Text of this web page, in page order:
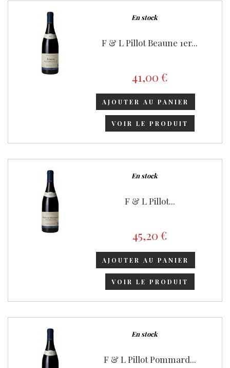
En stock
F & L Pillot Beaune 1er...
41,00 €
AJOUTER AU PANIER
VOIR LE PRODUIT
En stock
F & L Pillot...
45,20 €
AJOUTER AU PANIER
VOIR LE PRODUIT
En stock
F & L Pillot Pommard...